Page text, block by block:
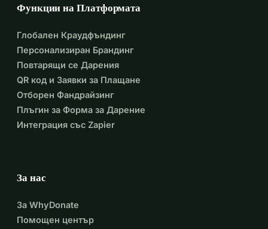
Функции на Платформата
Глобален Краудфъндинг
Персонализиран Брандинг
Повтарящи се Дарения
QR код и Заявки за Плащане
Отборен Фандрайзинг
Плъгин за Форма за Дарение
Интеграция със Zapier
За нас
За WhyDonate
Помощен център